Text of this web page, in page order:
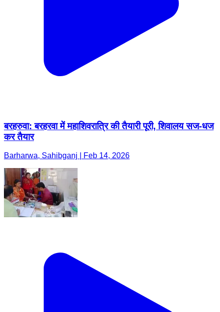
बरहरुवा: बरहरवा में महाशिवरात्रि की तैयारी पूरी, शिवालय सज-धज
कर तैयार
Barharwa, Sahibganj | Feb 14, 2026